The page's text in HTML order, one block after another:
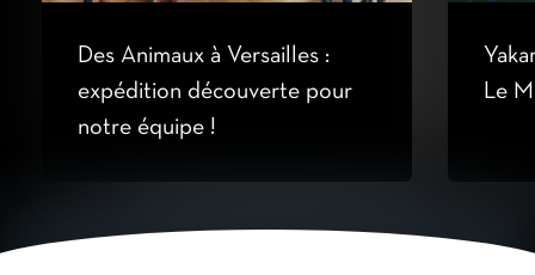
Des Animaux à Versailles :
expédition découverte pour
notre équipe !
Le